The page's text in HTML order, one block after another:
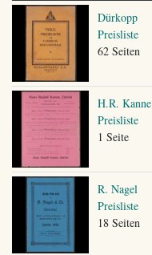
Dürkopp
Preisliste
62 Seiten
H.R. Kanne
Preisliste
1 Seite
R. Nagel
Preisliste
18 Seiten